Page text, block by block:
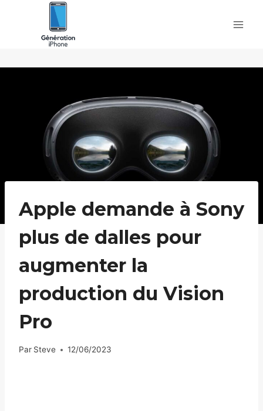
Apple demande à Sony
plus de dalles pour
augmenter la
production du Vision
Pro
Par Steve 12/06/2023